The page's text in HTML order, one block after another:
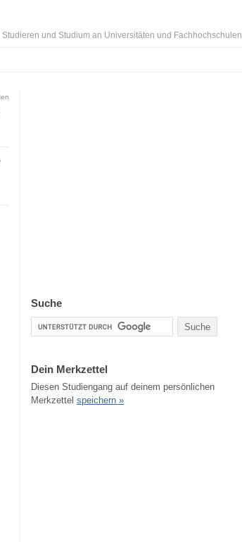
Studieren und Studium an Universitäten und Fachhochschulen
Suche
Dein Merkzettel
Diesen Studiengang auf deinem persönlichen
Merkzettel speichern »